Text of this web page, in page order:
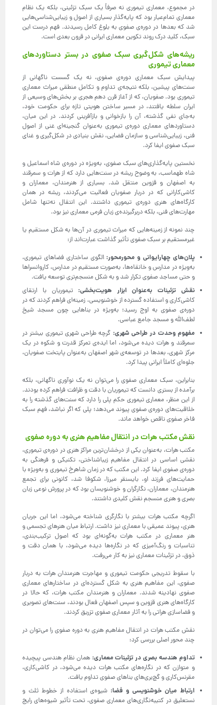
در مجموع، معماری تیموری نه صرفاً یک سبک تزئینی، بلکه یک نظام
معماری تمام‌عیار بود که پایه‌گذار بسیاری از اصول و زیبایی‌شناسی‌هایی
شد که بعدها در دوره‌ی صفوی به بلوغ کامل رسیدند. فهم درست این
سبک، کلید درک روند تکوین معماری ایرانی در قرون بعدی است.
ریشه‌های شکل‌گیری سبک صفوی در بستر دستاوردهای
معماری تیموری
پیدایش سبک معماری دوره‌ی صفوی، نه یک گسست ناگهانی از
سنت‌های پیشین، بلکه نتیجه‌ی تداوم و تکامل منطقی میراث معماری
تیموری بود. صفویان، که از آغاز قرن دهم هجری بر بخش‌های وسیعی از
ایران سلطه یافتند، در مسیر ساختن هویتی تازه برای حکومت خود،
به‌جای نفی گذشته، آن را بازخوانی و بازآفرینی کردند. در این میان،
دستاوردهای معماری دوره‌ی تیموری به‌عنوان گنجینه‌ای غنی از اصول
فنی، زیبایی‌شناسی و سازمان فضایی، نقش بنیادی در شکل‌گیری و غنای
سبک صفوی ایفا کرد.
نخستین پایه‌گذاری‌های سبک صفوی، به‌ویژه در دوره‌ی شاه اسماعیل و
شاه طهماسب، به وضوح ریشه در سنت‌هایی دارد که از هرات و سمرقند
به اصفهان و قزوین منتقل شد. بسیاری از هنرمندان، معماران و
کاشی‌کارانی که در دربار صفویان فعالیت می‌کردند، ریشه در همان
کارگاه‌های هنری دوره‌ی تیموری داشتند. این انتقال نه‌تنها شامل
مهارت‌های فنی، بلکه دربرگیرنده‌ی زبان فرمی معماری نیز بود.
چند نمونه از زمینه‌هایی که میراث تیموری در آن‌ها به شکل مستقیم یا
غیرمستقیم بر سبک صفوی تأثیر گذاشت عبارت‌اند از:
پلان‌های چهارایوانی و محورمحور: الگوی ساختاری فضاهای تیموری،
به‌ویژه در مدارس و خانقاه‌ها، به‌صورت مستقیم در مدارس، کاروانسراها
و حتی مساجد صفوی تکرار شد و به شکل منسجم‌تری توسعه یافت.
نقش تزئینات به‌عنوان ابزار هویت‌بخشی: تیموریان با ارتقای
کاشی‌کاری و استفاده گسترده از خوشنویسی، زمینه‌ای فراهم کردند که در
دوره‌ی صفوی به اوج رسید؛ به‌ویژه در بناهایی چون مسجد شیخ
لطف‌الله و مسجد جامع عباسی.
مفهوم وحدت در طراحی شهری: گرچه طراحی شهری تیموری بیشتر در
سمرقند و هرات دیده می‌شود، اما ایده‌ی تمرکز قدرت و شکوه در یک
مرکز شهری، بعدها در توسعه‌ی شهر اصفهان به‌عنوان پایتخت صفویان،
جلوه‌ای کاملاً ایرانی پیدا کرد.
بنابراین، سبک معماری صفوی را می‌توان نه یک نوآوری ناگهانی، بلکه
برآمده از بستری دانست که تیموریان با دقت و ظرافت فراهم کرده بودند.
از این منظر، معماری تیموری حکم پلی را دارد که سنت‌های گذشته را به
خلاقیت‌های دوره‌ی صفوی پیوند می‌دهد؛ پلی که اگر نباشد، فهم سبک
فاخر صفوی ناقص خواهد ماند.
نقش مکتب هرات در انتقال مفاهیم هنری به دوره صفوی
مکتب هرات، به‌عنوان یکی از درخشان‌ترین مراکز هنری در دوره‌ی تیموری،
نقشی اساسی در انتقال مفاهیم زیباشناختی، تکنیکی و فرهنگی به
دوره‌ی صفوی ایفا کرد. این مکتب که در زمان شاهرخ تیموری و به‌ویژه با
حمایت‌های فرزند او، بایسنقر میرزا، شکوفا شد، کانونی برای تجمع
هنرمندان، معماران، نگارگران و خوشنویسان بود که در پرورش نوعی زبان
بصری و هنری منسجم نقش کلیدی داشتند.
اگرچه مکتب هرات بیشتر با نگارگری شناخته می‌شود، اما این جریان
هنری، پیوند عمیقی با معماری نیز داشت. ارتباط میان هنرهای تجسمی و
هنر معماری در مکتب هرات به‌گونه‌ای بود که اصول ترکیب‌بندی،
تناسبات و رنگ‌آمیزی که در نگاره‌ها دیده می‌شود، با همان دقت و
ذوق، در تزئینات معماری نیز به کار می‌رفت.
با سقوط تدریجی حکومت تیموری و مهاجرت هنرمندان هرات به دربار
صفوی، این مفاهیم هنری به شکل گسترده‌ای در ساختارهای معماری
صفوی نهادینه شدند. معماران و هنرمندان مکتب هرات، که حالا در
کارگاه‌های هنری قزوین و سپس اصفهان فعال بودند، سنت‌های تصویری
و فضاسازی هراتی را به آثار معماری صفوی تزریق کردند.
نقش مکتب هرات در انتقال مفاهیم هنری به دوره صفوی را می‌توان در
چند محور اصلی بررسی کرد:
تداوم هندسه بصری در تزئینات معماری: همان نظام هندسی پیچیده
و متوازن که در نگاره‌های مکتب هرات دیده می‌شود، در کاشی‌کاری،
مقرنس‌کاری و گچ‌بری‌های بناهای صفوی تداوم یافت.
ارتباط میان خوشنویسی و فضا: شیوه‌ی استفاده از خطوط ثلث و
نستعلیق در کتیبه‌نگاری‌های معماری صفوی، تحت تأثیر شیوه‌های رایج